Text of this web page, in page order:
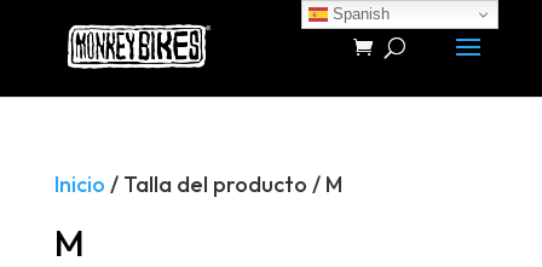
Búsqueda
productos
Inicio / Talla del producto / M
M
Spanish